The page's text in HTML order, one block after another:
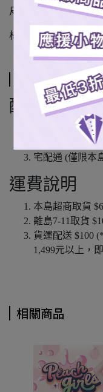
尺寸：直徑58mm
材質：馬口鐵、紙
運送方式
配送方式
7-11超商取貨
全家超商取貨 (
宅配通 (僅限本
運費說明
本島超商取貨
離島7-11取貨
貨運配送 $100
1,499元以上，
相關商品